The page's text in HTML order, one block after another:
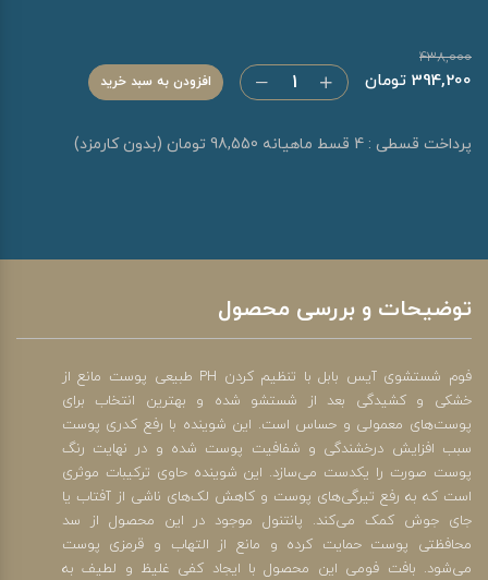
394,200 تومان
438,000
افزودن به سبد خرید
پرداخت قسطی : 4 قسط ماهیانه 98,550 تومان (بدون کارمزد)
توضیحات و بررسی محصول
فوم شستشوی آیس بابل با تنظیم کردن PH طبیعی پوست مانع از
خشکی و کشیدگی بعد از شستشو شده و بهترین انتخاب برای
پوست‌های معمولی و حساس است. این شوینده با رفع کدری پوست
سبب افزایش درخشندگی و شفافیت پوست شده و در نهایت رنگ
پوست صورت را یکدست می‌سازد. این شوینده حاوی ترکیبات موثری
است که به رفع تیرگی‌های پوست و کاهش لک‌های ناشی از آفتاب یا
جای جوش کمک می‌کند. پانتنول موجود در این محصول از سد
محافظتی پوست حمایت کرده و مانع از التهاب و قرمزی پوست
می‌شود. بافت فومی این محصول با ایجاد کفی غلیظ و لطیف به